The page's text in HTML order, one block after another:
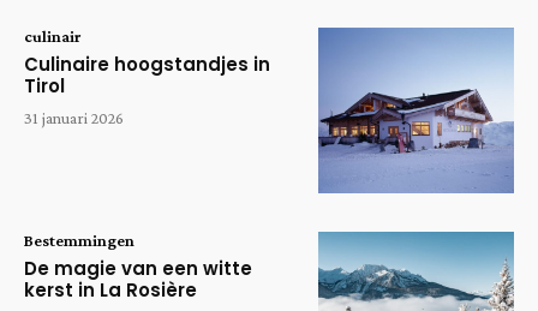
culinair
Culinaire hoogstandjes in
Tirol
31 januari 2026
Bestemmingen
De magie van een witte
kerst in La Rosière